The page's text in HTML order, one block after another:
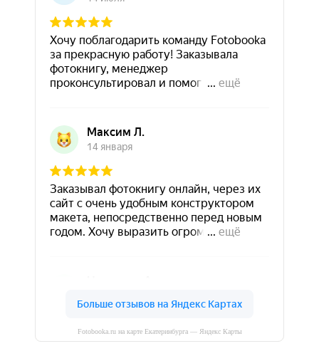
Fotobooka.ru на карте Екатеринбурга — Яндекс Карты